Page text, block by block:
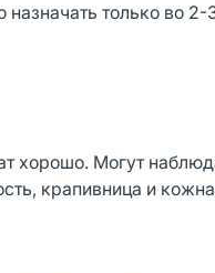
только во 2-
хорошо. Могут
крапивница и